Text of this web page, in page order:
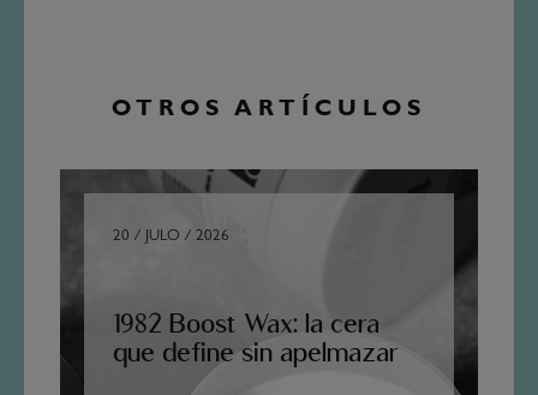
OTROS ARTÍCULOS
20 / JULO / 2026
1982 Boost Wax: la cera
que define sin apelmazar